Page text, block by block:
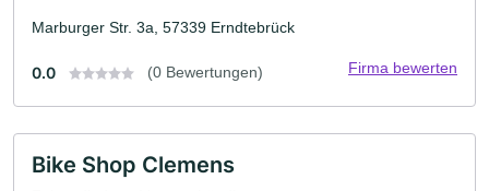
Marburger Str. 3a, 57339 Erndtebrück
0.0 (0 Bewertungen) Firma bewerten
Bike Shop Clemens